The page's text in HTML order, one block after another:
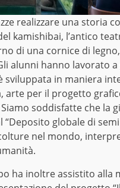
realizzare una storia
kamishibai, l’antico
di una cornice di
alunni hanno lavorato
sviluppata in maniera
arte per il progetto
soddisfatte che la
globale di
nel mondo,
ha inoltre assistito alla